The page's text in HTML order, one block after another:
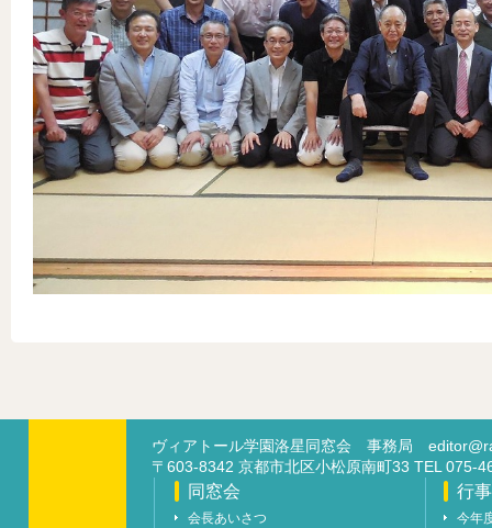
ヴィアトール学園洛星同窓会 事務局
〒603-8342 京都市北区小松原南町33 TEL 075-
同窓会
会長あいさつ
行事
今年